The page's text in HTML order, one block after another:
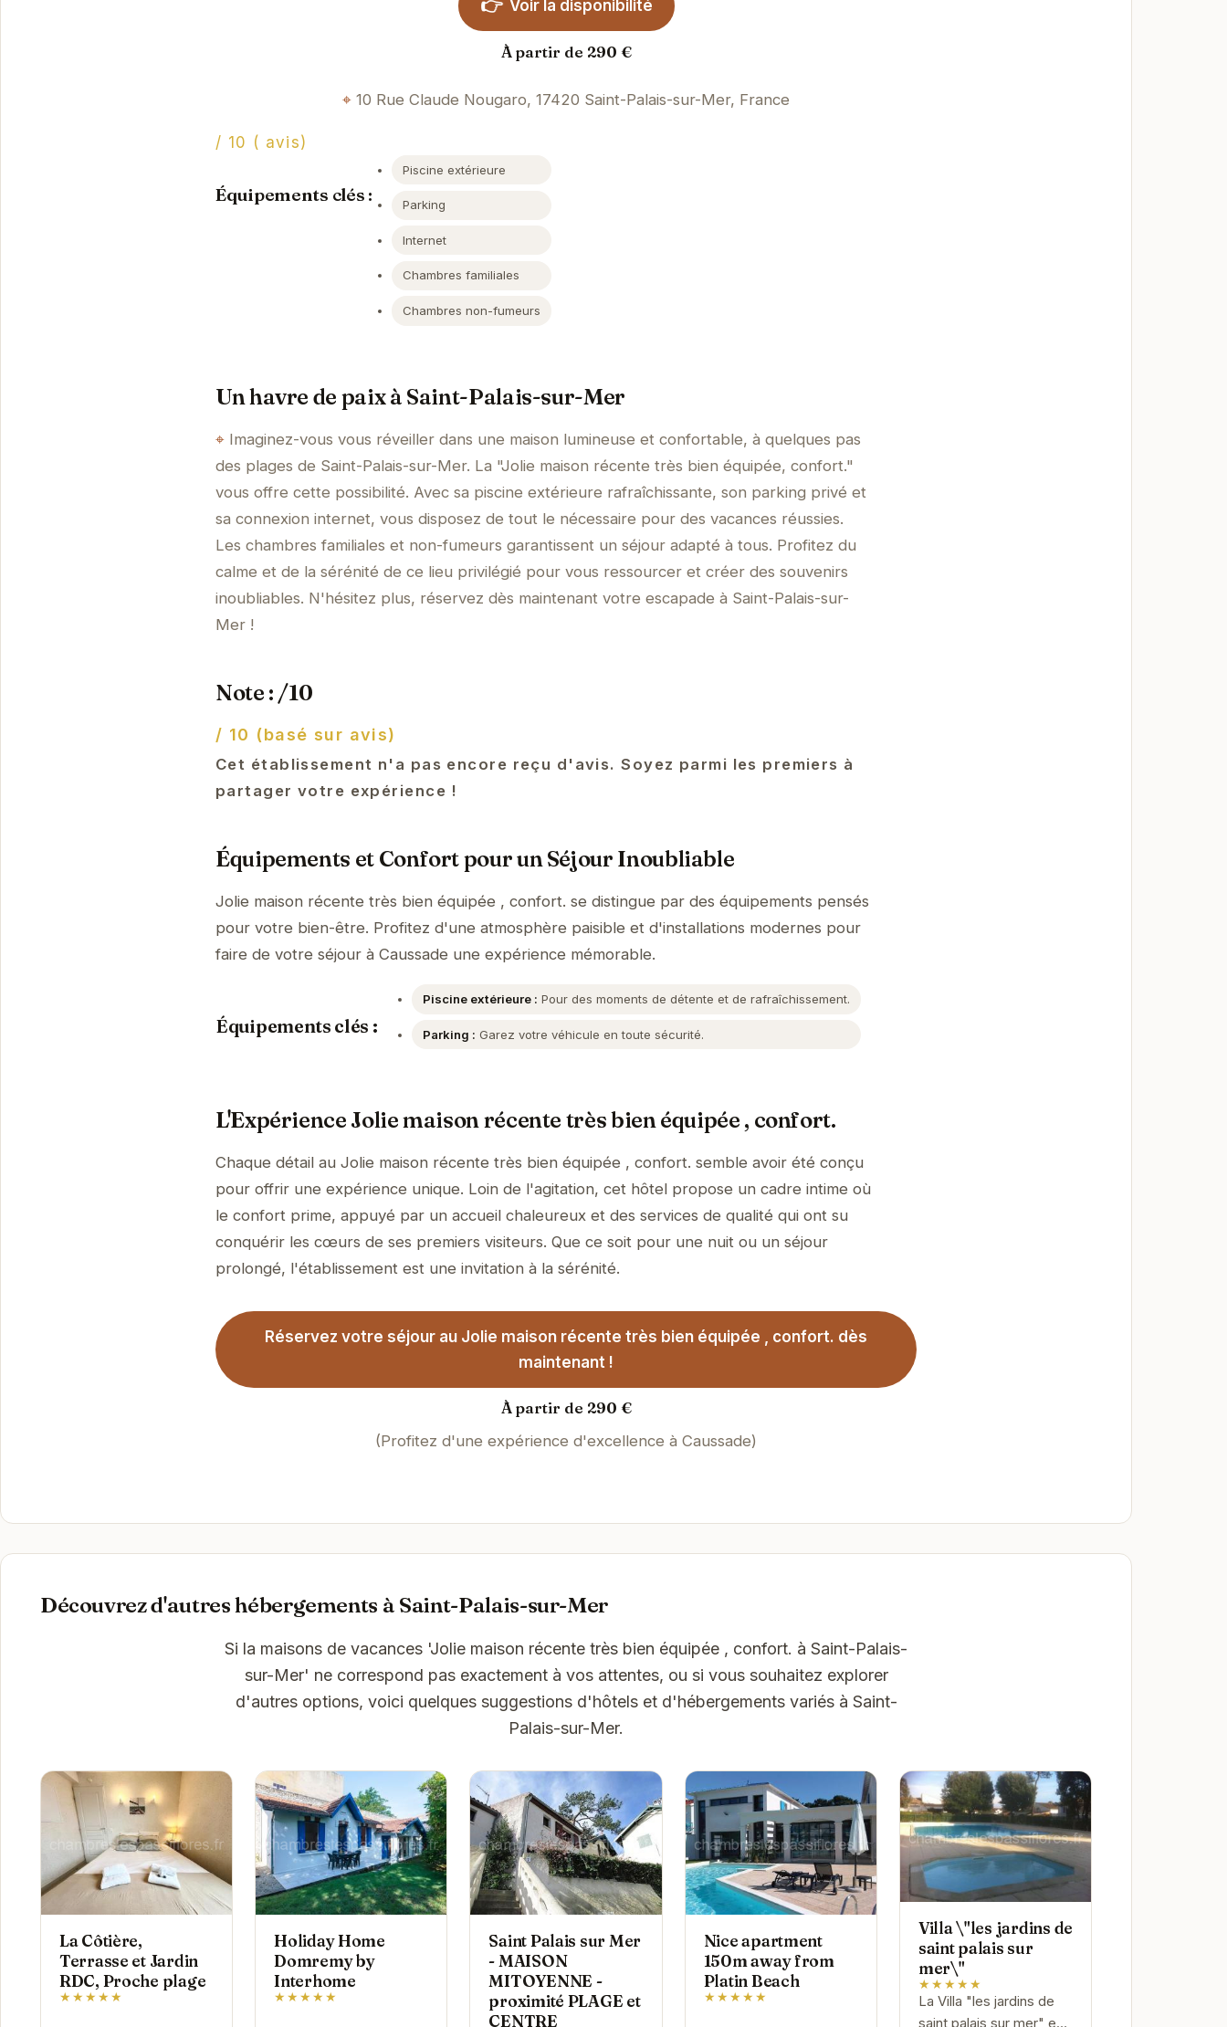
👉 Voir la disponibilité
À partir de 290 €
10 Rue Claude Nougaro, 17420 Saint-Palais-sur-Mer, France
/ 10 ( avis)
Équipements clés :
Piscine extérieure
Parking
Internet
Chambres familiales
Chambres non-fumeurs
Un havre de paix à Saint-Palais-sur-Mer
Imaginez-vous vous réveiller dans une maison lumineuse et confortable, à quelques pas
des plages de Saint-Palais-sur-Mer. La "Jolie maison récente très bien équipée, confort."
vous offre cette possibilité. Avec sa piscine extérieure rafraîchissante, son parking privé et
sa connexion internet, vous disposez de tout le nécessaire pour des vacances réussies.
Les chambres familiales et non-fumeurs garantissent un séjour adapté à tous. Profitez du
calme et de la sérénité de ce lieu privilégié pour vous ressourcer et créer des souvenirs
inoubliables. N'hésitez plus, réservez dès maintenant votre escapade à Saint-Palais-sur-
Mer !
Note : /10
/ 10 (basé sur avis)
Cet établissement n'a pas encore reçu d'avis. Soyez parmi les premiers à
partager votre expérience !
Équipements et Confort pour un Séjour Inoubliable
Jolie maison récente très bien équipée , confort. se distingue par des équipements pensés
pour votre bien-être. Profitez d'une atmosphère paisible et d'installations modernes pour
faire de votre séjour à Caussade une expérience mémorable.
Équipements clés :
Piscine extérieure : Pour des moments de détente et de rafraîchissement.
Parking : Garez votre véhicule en toute sécurité.
L'Expérience Jolie maison récente très bien équipée , confort.
Chaque détail au Jolie maison récente très bien équipée , confort. semble avoir été conçu
pour offrir une expérience unique. Loin de l'agitation, cet hôtel propose un cadre intime où
le confort prime, appuyé par un accueil chaleureux et des services de qualité qui ont su
conquérir les cœurs de ses premiers visiteurs. Que ce soit pour une nuit ou un séjour
prolongé, l'établissement est une invitation à la sérénité.
Réservez votre séjour au Jolie maison récente très bien équipée , confort. dès
maintenant !
À partir de 290 €
(Profitez d'une expérience d'excellence à Caussade)
Découvrez d'autres hébergements à Saint-Palais-sur-Mer
Si la maisons de vacances 'Jolie maison récente très bien équipée , confort. à Saint-Palais-
sur-Mer' ne correspond pas exactement à vos attentes, ou si vous souhaitez explorer
d'autres options, voici quelques suggestions d'hôtels et d'hébergements variés à Saint-
Palais-sur-Mer.
La Côtière,
Terrasse et Jardin
RDC, Proche plage
★★★★★
Holiday Home
Domremy by
Interhome
★★★★★
Saint Palais sur Mer
- MAISON
MITOYENNE -
proximité PLAGE et
CENTRE
Nice apartment
150m away from
Platin Beach
★★★★★
Villa \"les jardins de
saint palais sur
mer\"
★★★★★
La Villa "les jardins de
saint palais sur mer" est